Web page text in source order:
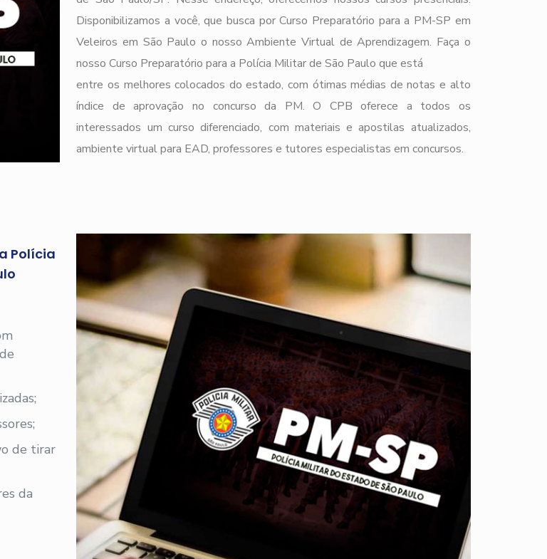
Disponibilizamos a você, que busca por Curso Preparatório para a PM-SP em
Veleiros em São Paulo o nosso Ambiente Virtual de Aprendizagem. Faça o
nosso Curso Preparatório para a Polícia Militar de São Paulo que está
entre os melhores colocados do estado, com ótimas médias de notas e alto
índice de aprovação no concurso da PM. O CPB oferece a todos os
interessados um curso diferenciado, com materiais e apostilas atualizados,
ambiente virtual para EAD, professores e tutores especialistas em concursos.
Polícia
de tirar
da